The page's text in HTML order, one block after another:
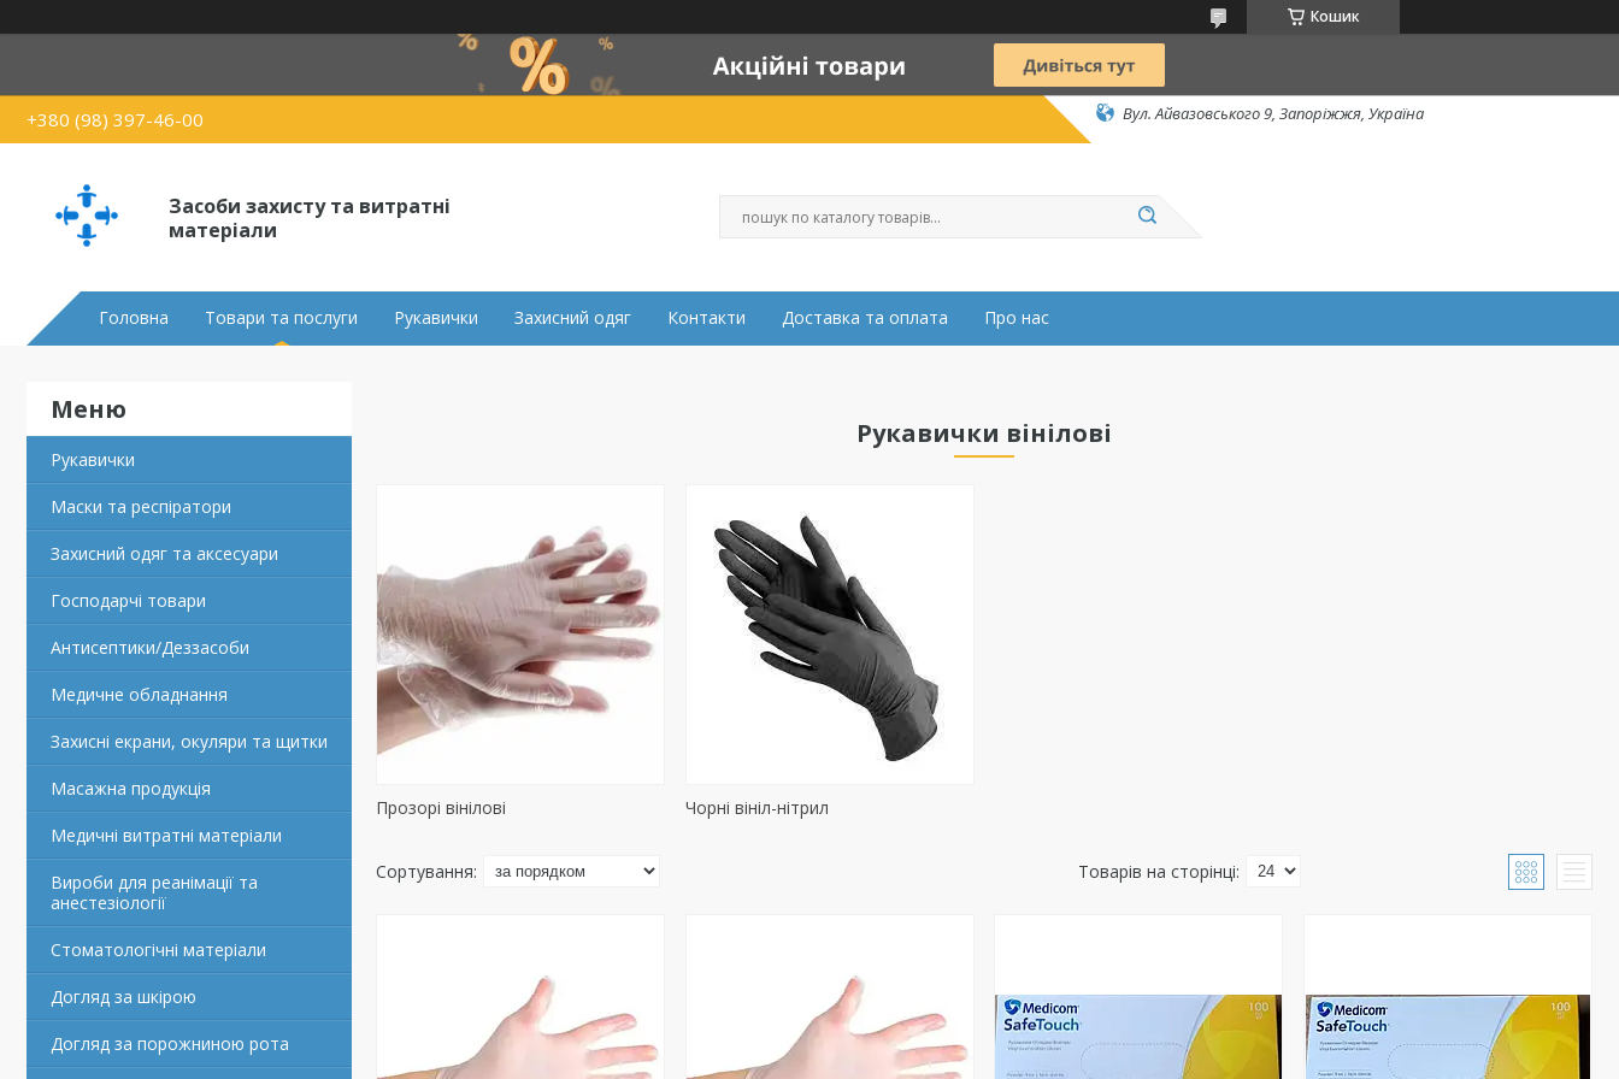
Кошик
+380 (98) 397-46-00 Вул. Айвазовського 9, Запоріжжя, Україна
Засоби захисту та витратні
матеріали
Головна Товари та послуги Рукавички Захисний одяг Контакти Доставка та оплата Про нас
Рукавички
Маски та респіратори
Захисний одяг та аксесуари
Господарчі товари
Антисептики/Деззасоби
Медичне обладнання
Захисні екрани, окуляри та щитки
Масажна продукція
Медичні витратні матеріали
Вироби для реанімації та
анестезіології
Стоматологічні матеріали
Догляд за шкірою
Догляд за порожниною рота
Рукавички вінілові
Прозорі вінілові Чорні вініл-нітрил